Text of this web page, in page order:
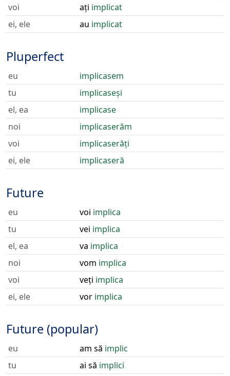
voi
ați implicat
ei, ele
au implicat
Pluperfect
eu
implicasem
tu
implicaseși
el, ea
implicase
noi
implicaserăm
voi
implicaserăți
ei, ele
implicaseră
Future
eu voi implica
tu
vei implica
el, ea
va implica
noi
vom implica
voi
veți implica
ei, ele
vor implica
Future (popular)
eu am să implic
tu
ai să implici